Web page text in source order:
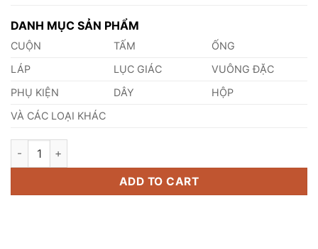
DANH MỤC SẢN PHẨM
CUỘN TẤM
ỐNG
LÁP
LỤC GIÁC
VUÔNG ĐẶC
PHỤ KIỆN
DÂY
HỘP
VÀ CÁC LOẠI KHÁC
Giá Cuộn Inox 304 quantity
ADD TO CART